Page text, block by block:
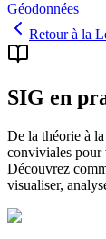
Géodonnées
Retour à la
SIG en
De la théorie à
conviviales pour
Découvrez
visualiser,